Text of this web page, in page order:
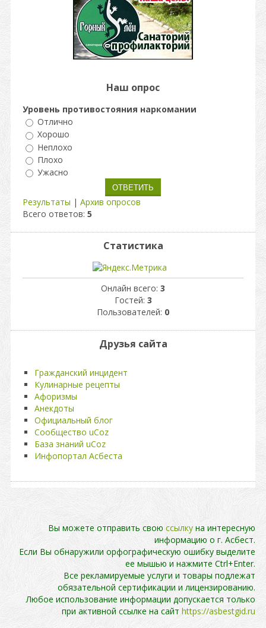
Наш опрос
Уровень противостояния наркомании
Отлично
Хорошо
Неплохо
Плохо
Ужасно
Результаты | Архив опросов
Всего ответов: 5
Статистика
Онлайн всего: 3
Гостей: 3
Пользователей: 0
Друзья сайта
Гражданский инцидент
Кулинарные рецепты
Афоризмы
Анекдоты
Официальный блог
Сообщество uCoz
База знаний uCoz
Инфопортал Асбеста
Вы можете отправить свою ссылку на интересную
информацию о г. Асбест.
Если Вы обнаружили орфографическую ошибку выделите
ее мышью и нажмите Ctrl+Enter.
Все рекламируемые услуги и товары подлежат
обязательной сертификации и лицензированию.
Любое использование информации допускается только
при активной ссылке на сайт https://asbestgid.ru